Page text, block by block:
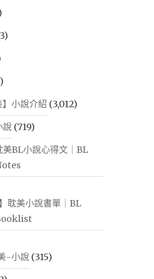
小說介紹 (3,012)
說(719)
美BL小說心得文｜BL
耽美小說書單｜BL
-小說(315)